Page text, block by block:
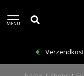
MENU